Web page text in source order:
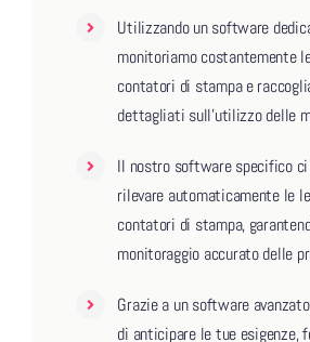
Utilizzando un software
monitoriamo costantemente
contatori di stampa e
dettagliati sull’utilizzo delle
Il nostro software specifico
rilevare automaticamente le
contatori di stampa,
monitoraggio accurato delle
Grazie a un software
di anticipare le tue esigenze,